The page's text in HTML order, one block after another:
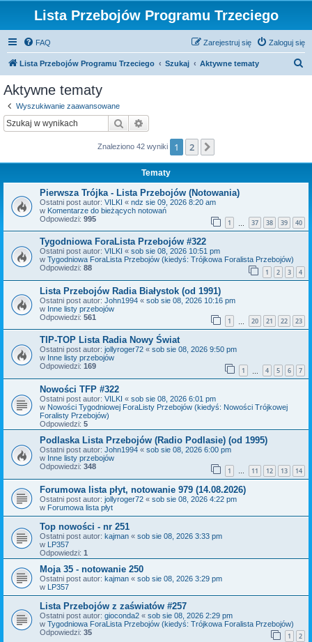
Lista Przebojów Programu Trzeciego
FAQ Zaloguj się
Zarejestruj się
Lista Przebojów Programu Trzeciego Szukaj Aktywne tematy
Aktywne tematy
Wyszukiwanie zaawansowane
Szukaj
Znaleziono 42 wyniki 1 2
Tematy
Pierwsza Trójka - Lista Przebojów (Notowania)
Ostatni post autor: VILKI « ndz sie 09, 2026 8:20 am
w Komentarze do bieżących notowań
Odpowiedzi: 995 1 37 38 39 40
Tygodniowa ForaLista Przebojów #322
Ostatni post autor: VILKI « sob sie 08, 2026 10:51 pm
w Tygodniowa ForaLista Przebojów (kiedyś: Trójkowa Foralista Przebojów)
Odpowiedzi: 88 1 2 3 4
Lista Przebojów Radia Białystok (od 1991)
Ostatni post autor: John1994 « sob sie 08, 2026 10:16 pm
w Inne listy przebojów
Odpowiedzi: 561 1 20 21 22 23
TIP-TOP Lista Radia Nowy Świat
Ostatni post autor: jollyroger72 « sob sie 08, 2026 9:50 pm
w Inne listy przebojów
Odpowiedzi: 169 1 4 5 6 7
Nowości TFP #322
Ostatni post autor: VILKI « sob sie 08, 2026 6:01 pm
w Nowości Tygodniowej ForaListy Przebojów (kiedyś: Nowości Trójkowej
Foralisty Przebojów)
Odpowiedzi: 5
Podlaska Lista Przebojów (Radio Podlasie) (od 1995)
Ostatni post autor: John1994 « sob sie 08, 2026 6:00 pm
w Inne listy przebojów
Odpowiedzi: 348 1 … 11 12 13 14
Forumowa lista płyt, notowanie 979 (14.08.2026)
Ostatni post autor: jollyroger72 « sob sie 08, 2026 4:22 pm
w Forumowa lista płyt
Top nowości - nr 251
Ostatni post autor: kajman « sob sie 08, 2026 3:33 pm
w LP357
Odpowiedzi: 1
Moja 35 - notowanie 250
Ostatni post autor: kajman « sob sie 08, 2026 3:29 pm
w LP357
Lista Przebojów z zaświatów #257
Ostatni post autor: gioconda2 « sob sie 08, 2026 2:29 pm
w Tygodniowa ForaLista Przebojów (kiedyś: Trójkowa Foralista Przebojów)
Odpowiedzi: 35 1 2